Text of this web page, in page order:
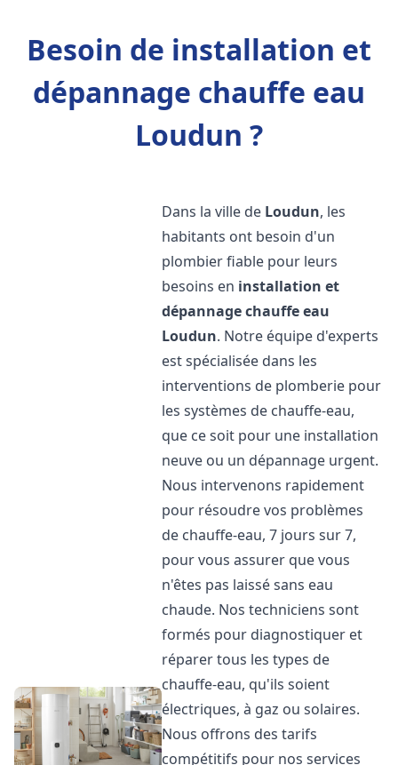
Besoin de installation et
dépannage chauffe eau
Loudun ?
Dans la ville de Loudun, les
habitants ont besoin d'un
plombier fiable pour leurs
besoins en installation et
dépannage chauffe eau
Loudun. Notre équipe d'experts
est spécialisée dans les
interventions de plomberie pour
les systèmes de chauffe-eau,
que ce soit pour une installation
neuve ou un dépannage urgent.
Nous intervenons rapidement
pour résoudre vos problèmes
de chauffe-eau, 7 jours sur 7,
pour vous assurer que vous
n'êtes pas laissé sans eau
chaude. Nos techniciens sont
formés pour diagnostiquer et
réparer tous les types de
chauffe-eau, qu'ils soient
électriques, à gaz ou solaires.
Nous offrons des tarifs
compétitifs pour nos services